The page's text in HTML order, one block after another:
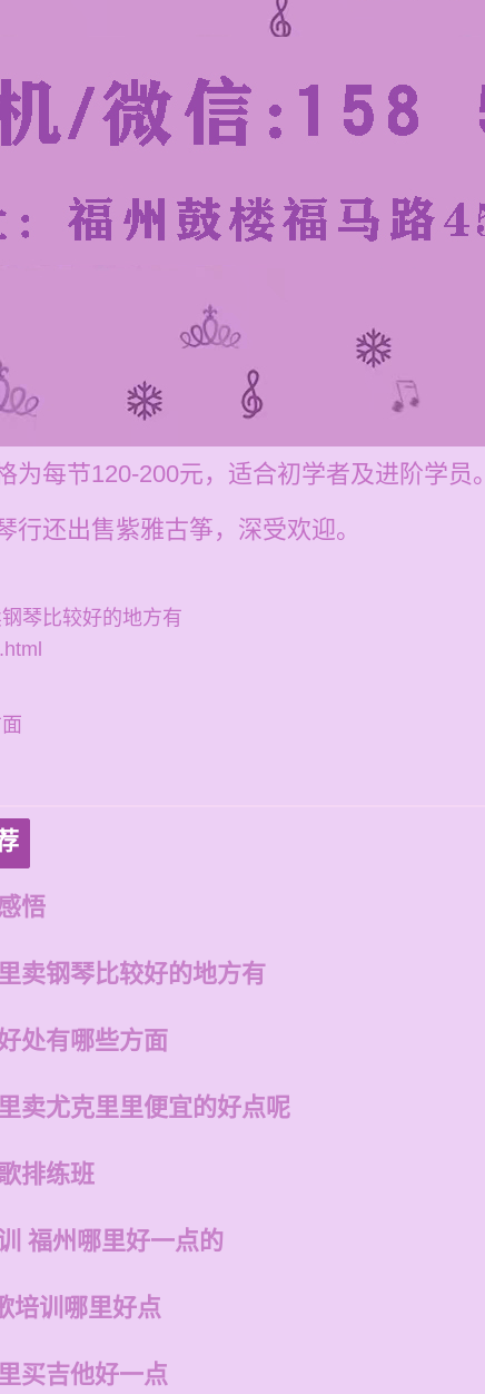
为每节120-200元，适合初学者及进阶学员。
行还出售紫雅古筝，深受欢迎。
琴比较好的地方有
悟
卖钢琴比较好的地方有
处有哪些方面
卖尤克里里便宜的好点呢
排练班
福州哪里好一点的
培训哪里好点
买吉他好一点